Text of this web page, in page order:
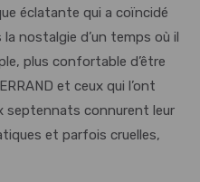
éclatante qui a coïncidé
nostalgie d’un temps où il
plus confortable d’être
et ceux qui l’ont
septennats connurent leur
et parfois cruelles,